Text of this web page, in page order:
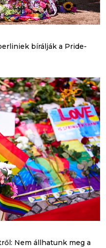
bírálják a Pride-
Nem állhatunk meg a